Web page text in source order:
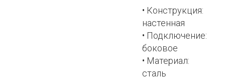
• Конструкция:
настенная
• Подключение:
боковое
• Материал:
сталь